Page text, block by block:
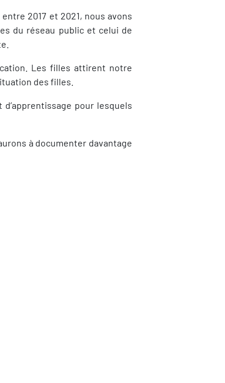
2017 et 2021, nous avons
du réseau public et celui de
Les filles attirent notre
des filles.
pour lesquels
à documenter davantage